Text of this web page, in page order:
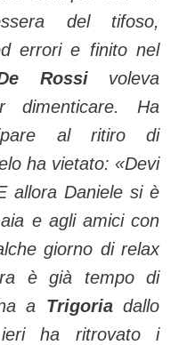
del tifoso,
errori e finito nel
Rossivoleva
dimenticare. Ha
al ritiro di
ha vietato: «Devi
allora Daniele si è
e agli amici con
giorno di relax
è già tempo di
a Trigoriadallo
ieri ha ritrovato i